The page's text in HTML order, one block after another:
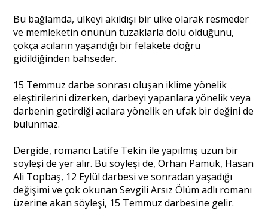
Bu bağlamda, ülkeyi akıldışı bir ülke olarak resmeder
ve memleketin önünün tuzaklarla dolu olduğunu,
çokça acıların yaşandığı bir felakete doğru
gidildiğinden bahseder.
15 Temmuz darbe sonrası oluşan iklime yönelik
eleştirilerini dizerken, darbeyi yapanlara yönelik veya
darbenin getirdiği acılara yönelik en ufak bir değini de
bulunmaz.
Dergide, romancı Latife Tekin ile yapılmış uzun bir
söyleşi de yer alır. Bu söyleşi de, Orhan Pamuk, Hasan
Ali Topbaş, 12 Eylül darbesi ve sonradan yaşadığı
değişimi ve çok okunan Sevgili Arsız Ölüm adlı romanı
üzerine akan söyleşi, 15 Temmuz darbesine gelir.